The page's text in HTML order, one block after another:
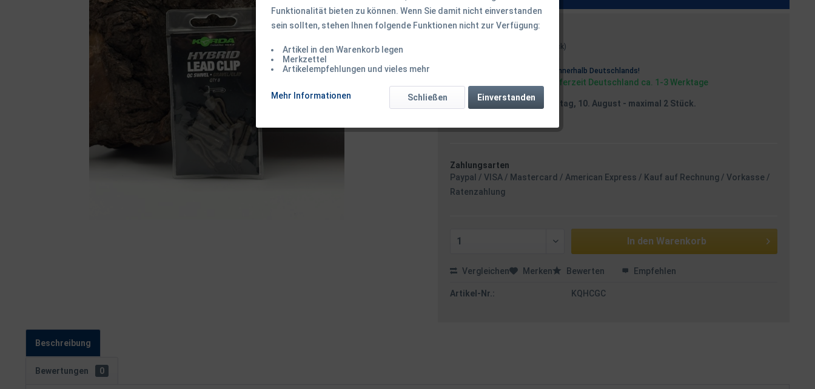
7,50 € *
8 Stück (0,94 € * / 1 Stück)
innerhalb Deutschlands!
Sofort versandfertig, Lieferzeit Deutschland ca. 1-3 Werktage
Versand am Montag, 10. August - maximal 2 Stück.
Zahlungsarten
Paypal / VISA / Mastercard / American Express / Kauf auf Rechnung / Vorkasse /
Ratenzahlung
In den Warenkorb
Vergleichen Merken Bewerten Empfehlen
Artikel-Nr.: KQHCGC
Beschreibung
Bewertungen 0
Funktionalität bieten zu können. Wenn Sie damit nicht einverstanden
sein sollten, stehen Ihnen folgende Funktionen nicht zur Verfügung:
Artikel in den Warenkorb legen
Merkzettel
Artikelempfehlungen und vieles mehr
Mehr Informationen Einverstanden
Schließen